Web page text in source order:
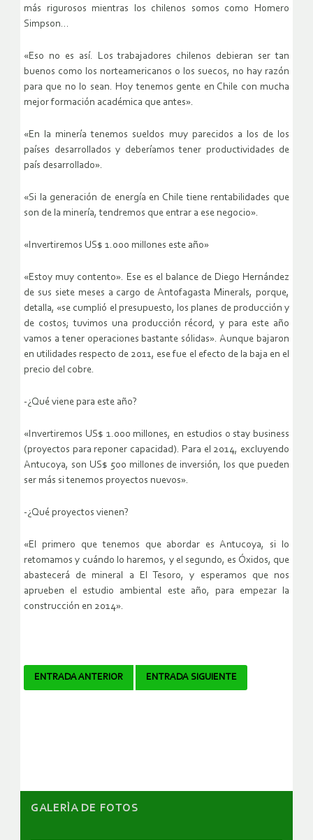
más rigurosos mientras los chilenos somos como Homero
Simpson…
«Eso no es así. Los trabajadores chilenos debieran ser tan
buenos como los norteamericanos o los suecos, no hay razón
para que no lo sean. Hoy tenemos gente en Chile con mucha
mejor formación académica que antes».
«En la minería tenemos sueldos muy parecidos a los de los
países desarrollados y deberíamos tener productividades de
país desarrollado».
«Si la generación de energía en Chile tiene rentabilidades que
son de la minería, tendremos que entrar a ese negocio».
«Invertiremos US$ 1.000 millones este año»
«Estoy muy contento». Ese es el balance de Diego Hernández
de sus siete meses a cargo de Antofagasta Minerals, porque,
detalla, «se cumplió el presupuesto, los planes de producción y
de costos; tuvimos una producción récord, y para este año
vamos a tener operaciones bastante sólidas». Aunque bajaron
en utilidades respecto de 2011, ese fue el efecto de la baja en el
precio del cobre.
-¿Qué viene para este año?
«Invertiremos US$ 1.000 millones, en estudios o stay business
(proyectos para reponer capacidad). Para el 2014, excluyendo
Antucoya, son US$ 500 millones de inversión, los que pueden
ser más si tenemos proyectos nuevos».
-¿Qué proyectos vienen?
«El primero que tenemos que abordar es Antucoya, si lo
retomamos y cuándo lo haremos, y el segundo, es Óxidos, que
abastecerá de mineral a El Tesoro, y esperamos que nos
aprueben el estudio ambiental este año, para empezar la
construcción en 2014».
Navegador
ENTRADA ANTERIOR ENTRADA SIGUIENTE
GALERÌA DE FOTOS